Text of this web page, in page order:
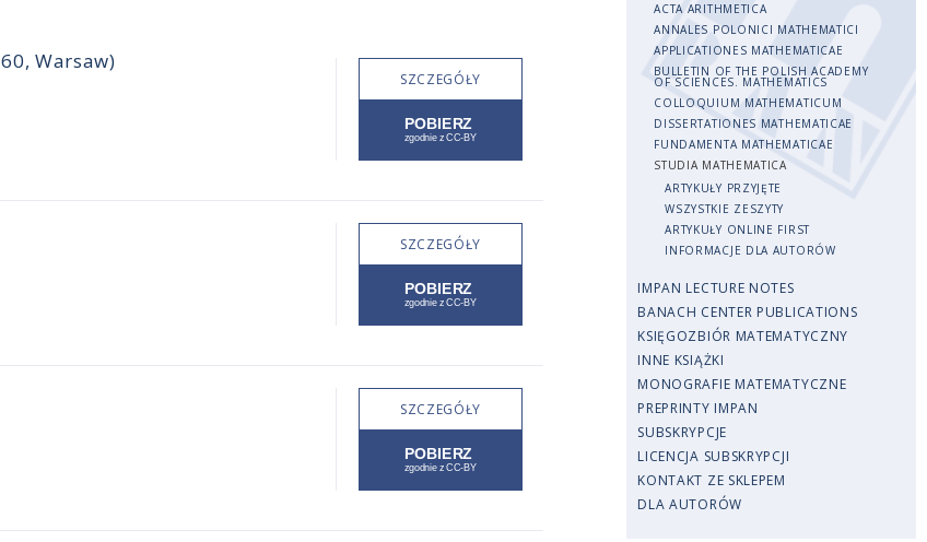
Warsaw)
SZCZEGÓŁY
SZCZEGÓŁY
SZCZEGÓŁY
ACTA ARITHMETICA
ANNALES POLONICI MATHEMATICI
APPLICATIONES MATHEMATICAE
BULLETIN OF THE POLISH ACADEMY
OF SCIENCES. MATHEMATICS
COLLOQUIUM MATHEMATICUM
DISSERTATIONES MATHEMATICAE
FUNDAMENTA MATHEMATICAE
STUDIA MATHEMATICA
ARTYKUŁY PRZYJĘTE
WSZYSTKIE ZESZYTY
ARTYKUŁY ONLINE FIRST
INFORMACJE DLA AUTORÓW
IMPAN LECTURE NOTES
BANACH CENTER PUBLICATIONS
KSIĘGOZBIÓR MATEMATYCZNY
INNE KSIĄŻKI
MONOGRAFIE MATEMATYCZNE
PREPRINTY IMPAN
SUBSKRYPCJE
LICENCJA SUBSKRYPCJI
KONTAKT ZE SKLEPEM
DLA AUTORÓW